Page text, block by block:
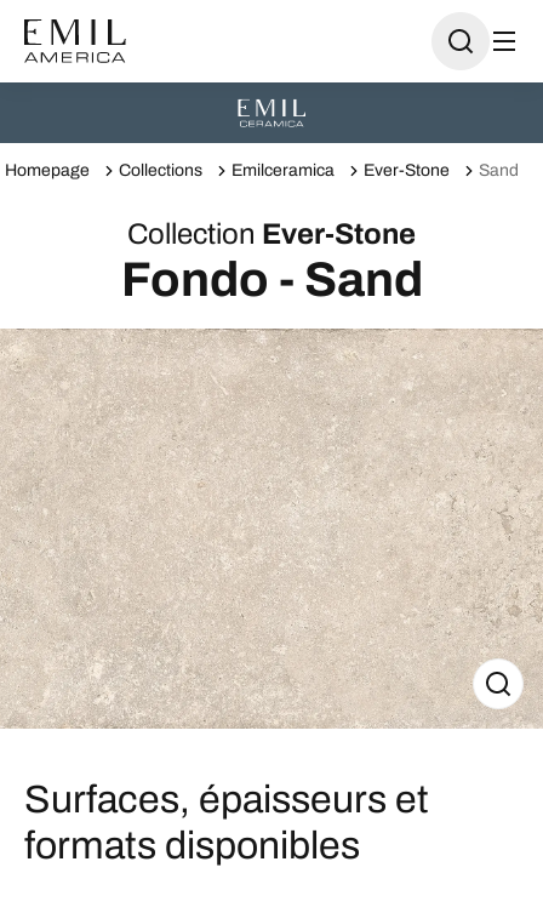
Homepage Collections Emilceramica Ever-Stone Sand
Collection Ever-Stone
Fondo - Sand
Surfaces, épaisseurs et
formats disponibles